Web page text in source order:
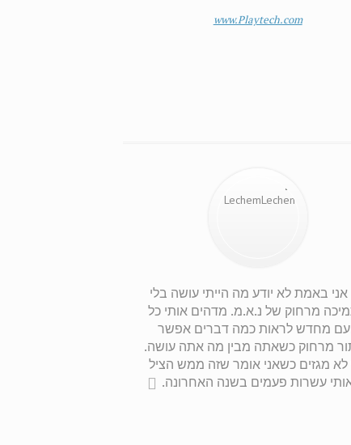
www.Playtech.com
אני באמת לא יודע מה הייתי עושה בלי
מרחוק של נ.א.מ. מדהים אותי כל
מחדש לראות כמה דברים אפשר
מרחוק כשאתה מבין מה אתה עושה.
לא מגזים כשאני אומר שזה ממש הציל
עשרות פעמים בשנה האחרונה.